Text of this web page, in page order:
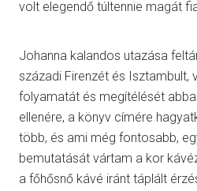
volt elegendő túltennie magát
Johanna kalandos utazása
századi Firenzét és Isztambult,
folyamatát és megítélését
ellenére, a könyv címére
több, és ami még fontosabb,
bemutatását vártam a kor
a főhősnő kávé iránt táplált